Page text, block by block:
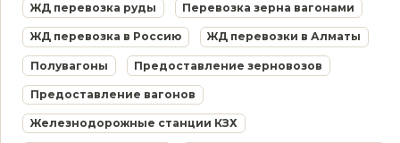
ЖД перевозка руды Перевозка зерна вагонами
ЖД перевозка в Россию ЖД перевозки в Алматы
Полувагоны Предоставление зерновозов
Предоставление вагонов
Железнодорожные станции КЗХ